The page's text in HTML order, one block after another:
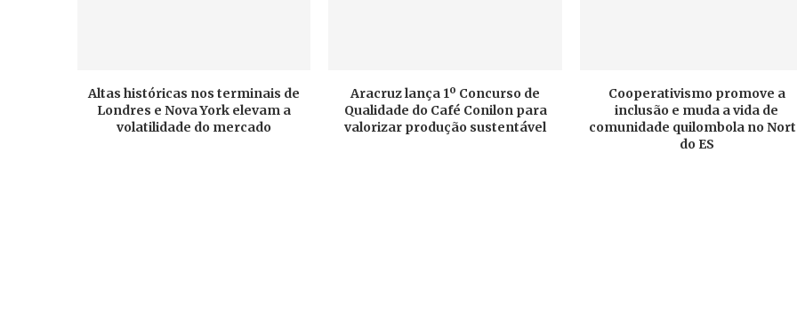
Altas históricas nos terminais de
Londres e Nova York elevam a
volatilidade do mercado
Aracruz lança 1º Concurso de
Qualidade do Café Conilon para
valorizar produção sustentável
Cooperativismo promove a
inclusão e muda a vida de
comunidade quilombola no
do ES